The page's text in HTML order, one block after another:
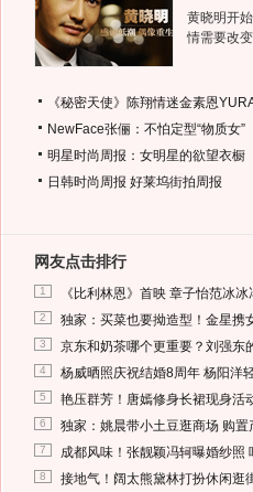
黄晓明开
情需要改
《秘密天使》陈翔情迷金素恩
NewFace张俪：不怕定型“物质女”
明星时尚周报：女明星的欲望衣橱
日韩时尚周报 好莱坞街拍周报
网友点击排行
1 《比利林恩》首映 章子怡范冰
2 独家：买菜也要拗造型！金星携
3 京东和奶茶哪个更重要？刘强东
4 杨威晒照庆祝结婚8周年 杨阳洋
5 艳压群芳！唐嫣修身长裙现身活
6 独家：姚晨带小土豆逛商场 购置
7 成都风味！张靓颖冯轲曝婚纱照
8 接地气！阔太熊黛林打扮休闲逛